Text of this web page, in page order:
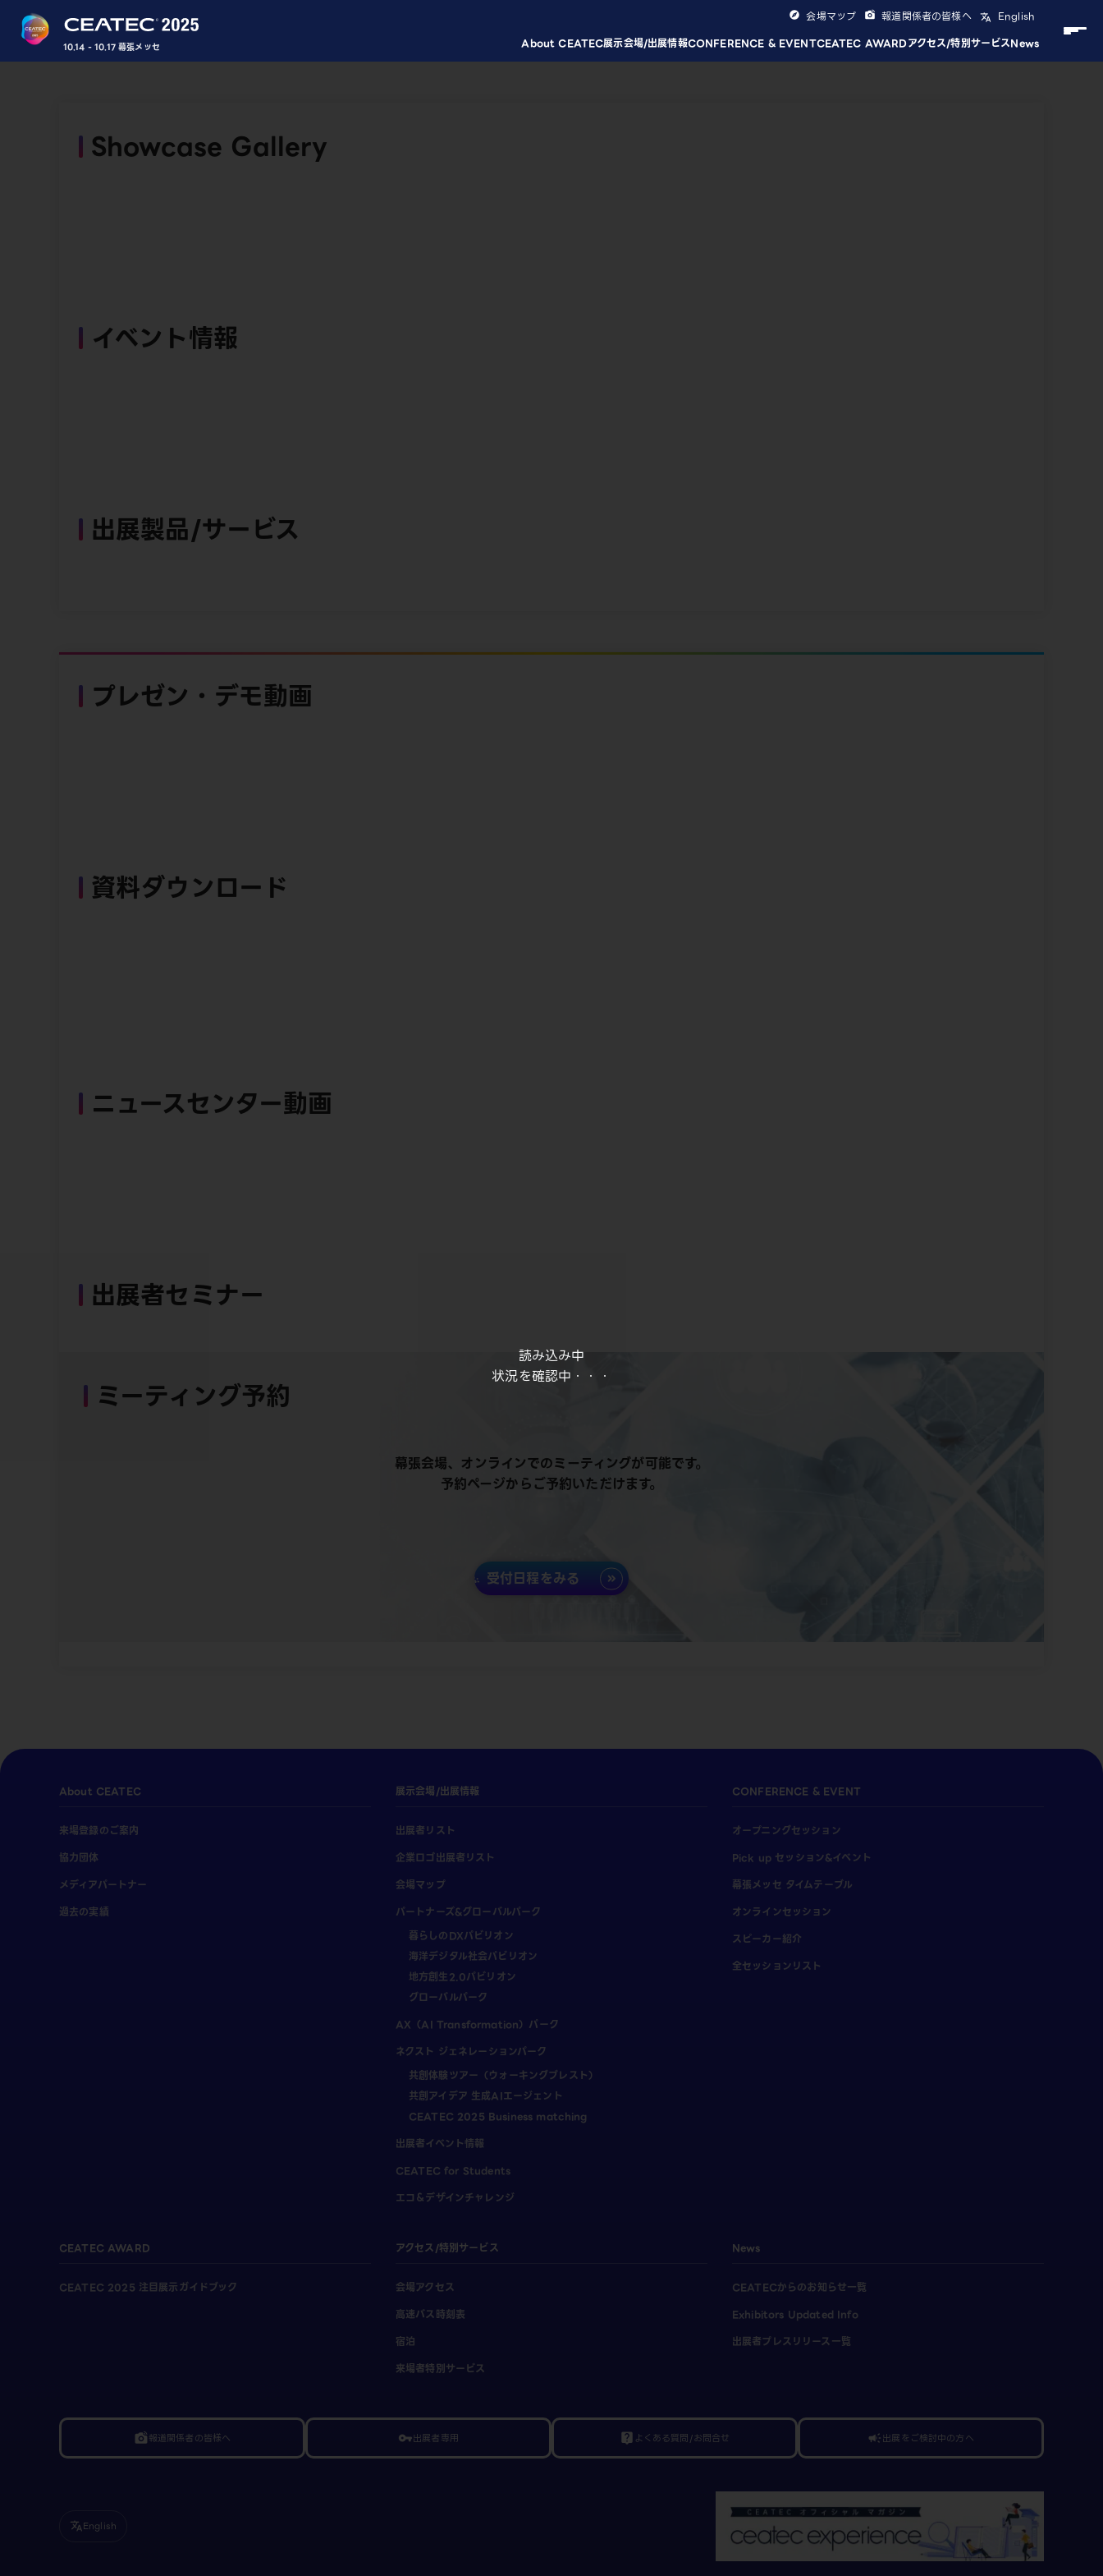
読み込み中
状況を確認中・・・
10.14 - 10.17 幕張メッセ About CEATEC展示会場/出展情報CONFERENCE & EVENTCEATEC AWARDアクセス/特別サービスNews
会場マップ 報道関係者の皆様へ English
Showcase Gallery
イベント情報
出展製品/サービス
プレゼン・デモ動画
資料ダウンロード
ニュースセンター動画
出展者セミナー
ミーティング予約
幕張会場、オンラインでのミーティングが可能です。
予約ページからご予約いただけます。
受付日程をみる
About CEATEC
来場登録のご案内
協力団体
メディアパートナー
過去の実績
展示会場/出展情報
出展者リスト
企業ロゴ出展者リスト
会場マップ
パートナーズ&グローバルパーク
暮らしのDXパビリオン
海洋デジタル社会パビリオン
地方創生2.0パビリオン
グローバルパーク
AX（AI Transformation）パーク
ネクスト ジェネレーションパーク
共創体験ツアー（ウォーキングブレスト）
共創アイデア 生成AIエージェント
CEATEC 2025 Business matching
出展者イベント情報
CEATEC for Students
エコ＆デザインチャレンジ
CONFERENCE & EVENT
オープニングセッション
Pick up セッション&イベント
幕張メッセ タイムテーブル
オンラインセッション
スピーカー紹介
全セッションリスト
CEATEC AWARD
CEATEC 2025 注目展示ガイドブック
アクセス/特別サービス
会場アクセス
高速バス時刻表
宿泊
来場者特別サービス
News
CEATECからのお知らせ一覧
Exhibitors Updated Info
出展者プレスリリース一覧
linked_camera報道関係者の皆様へ vpn_key出展者専用 live_help よくある質問/お問合せ campaign出展をご検討中の方へ
translateEnglish